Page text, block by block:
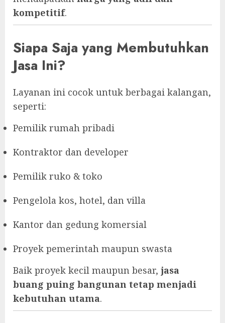
kompetitif.
Siapa Saja yang Membutuhkan
Jasa Ini?
Layanan ini cocok untuk berbagai kalangan,
seperti:
Pemilik rumah pribadi
Kontraktor dan developer
Pemilik ruko & toko
Pengelola kos, hotel, dan villa
Kantor dan gedung komersial
Proyek pemerintah maupun swasta
Baik proyek kecil maupun besar, jasa
buang puing bangunan tetap menjadi
kebutuhan utama.